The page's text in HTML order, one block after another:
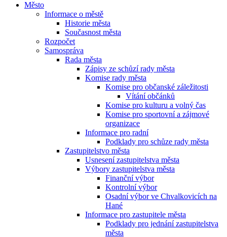
Město
Informace o městě
Historie města
Současnost města
Rozpočet
Samospráva
Rada města
Zápisy ze schůzí rady města
Komise rady města
Komise pro občanské záležitosti
Vítání občánků
Komise pro kulturu a volný čas
Komise pro sportovní a zájmové
organizace
Informace pro radní
Podklady pro schůze rady města
Zastupitelstvo města
Usnesení zastupitelstva města
Výbory zastupitelstva města
Finanční výbor
Kontrolní výbor
Osadní výbor ve Chvalkovicích na
Hané
Informace pro zastupitele města
Podklady pro jednání zastupitelstva
města